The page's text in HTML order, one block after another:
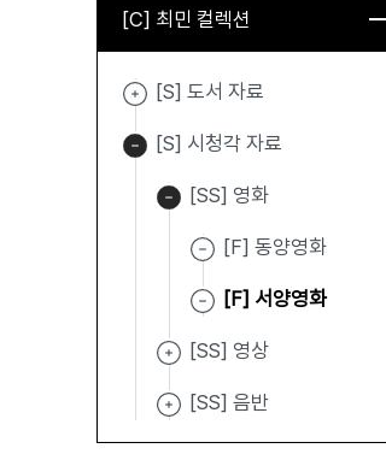
[C] 최민 컬렉션
[S] 도서 자료
[S] 시청각 자료
[SS] 영화
[F] 동양영화
[F] 서양영화
[SS] 영상
[SS] 음반